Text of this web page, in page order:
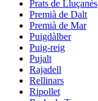
Prats de Lluçanès
Premià de Dalt
Premià de Mar
Puigdàlber
Puig-reig
Pujalt
Rajadell
Rellinars
Ripollet